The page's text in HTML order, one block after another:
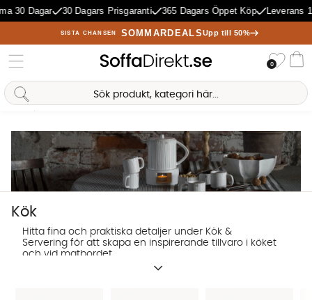
30 Dagars Prisgaranti 365 Dagars Öppet Köp Leverans 1-5
SISTA CHANSEN SOMMARDEALSUpp till 50%
0
Hem Kök
Kök
Hitta fina och praktiska detaljer under Kök &
Servering för att skapa en inspirerande tillvaro i köket
och vid matbordet.